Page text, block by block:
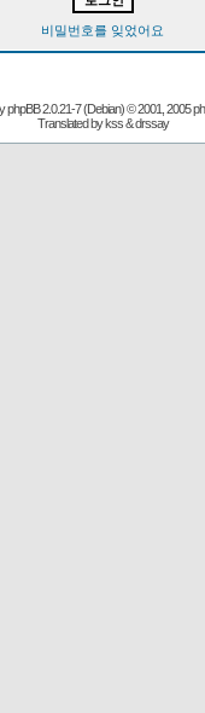
비밀번호를 잊었어요
phpBB2.0.21-7 (Debian) © 2001, 2005
Translated by kss & drssay